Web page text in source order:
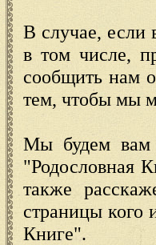
В случае, если
в том числе,
сообщить нам
тем, чтобы мы
Мы будем вам
"Родословная
также
страницы кого
Книге".